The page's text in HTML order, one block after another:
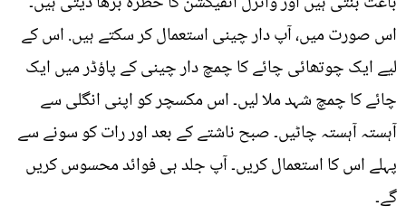
اس صورت میں، آپ دار چینی استعمال کر سکتے ہیں. اس کے
لیے ایک چوتھائی چائے کا چمچ دار چینی کے پاؤڈر میں ایک
چائے کا چمچ شہد ملا لیں۔ اس مکسچر کو اپنی انگلی سے
آہستہ آہستہ چاٹیں۔ صبح ناشتے کے بعد اور رات کو سونے سے
پہلے اس کا استعمال کریں۔ آپ جلد ہی فوائد محسوس کریں
گے۔